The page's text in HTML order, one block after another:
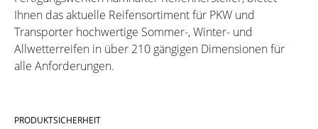
Ihnen das aktuelle Reifensortiment für PKW und
Transporter hochwertige Sommer-, Winter- und
Allwetterreifen in über 210 gängigen Dimensionen für
alle Anforderungen.
PRODUKTSICHERHEIT